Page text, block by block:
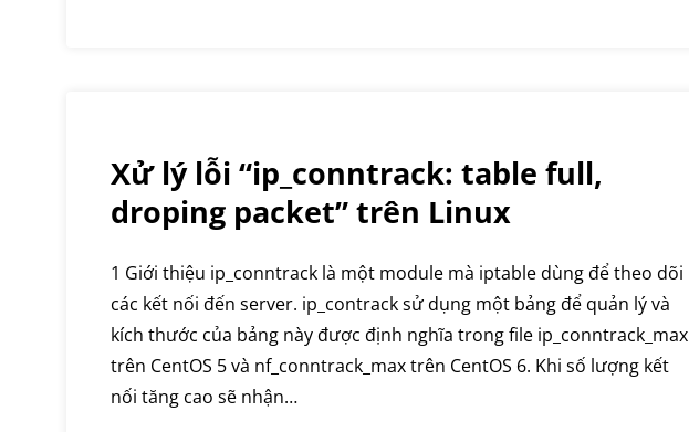
Xử lý lỗi “ip_conntrack: table full,
droping packet” trên Linux
1 Giới thiệu ip_conntrack là một module mà iptable dùng để theo dõi
các kết nối đến server. ip_contrack sử dụng một bảng để quản lý và
kích thước của bảng này được định nghĩa trong file ip_conntrack_max
trên CentOS 5 và nf_conntrack_max trên CentOS 6. Khi số lượng kết
nối tăng cao sẽ nhận…